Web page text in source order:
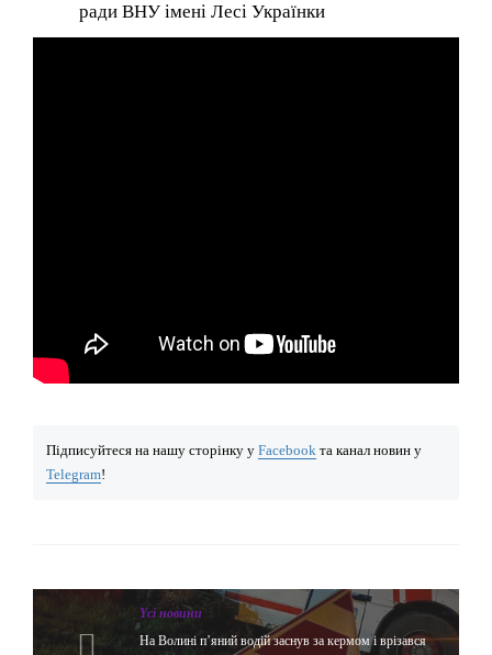
ради ВНУ імені Лесі Українки
Підписуйтеся на нашу сторінку у Facebook та канал новин у
Telegram!
Yсі новини
На Волині п’яний водій заснув за кермом і врізався